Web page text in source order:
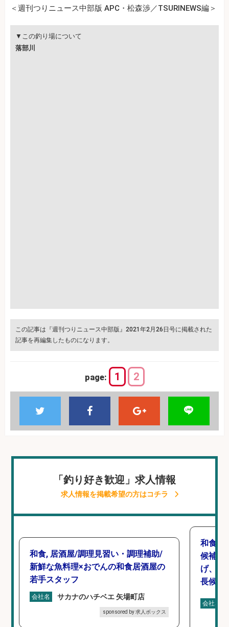
＜週刊つりニュース中部版 APC・松森渉／TSURINEWS編＞
▼この釣り場について
落部川
この記事は『週刊つりニュース中部版』2021年2月26日号に掲載された
記事を再編集したものになります。
page: 1 2
「釣り好き歓迎」求人情報
求人情報を掲載希望の方はコチラ
和食, 居酒屋/調理見習い・調理補助/
新鮮な魚料理×おでんの和食居酒屋の
若手スタッフ
会社名 サカナのハチベエ 矢場町店
sponsored by 求人ボックス
和食,
候補/
げ、食
長候補
会社名